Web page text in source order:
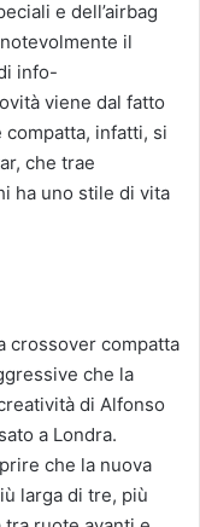
e dell’airbag
il
info-
viene dal fatto
compatta, infatti, si
che trae
ha uno stile di vita
crossover compatta
che la
di Alfonso
a Londra.
che la nuova
larga di tre, più